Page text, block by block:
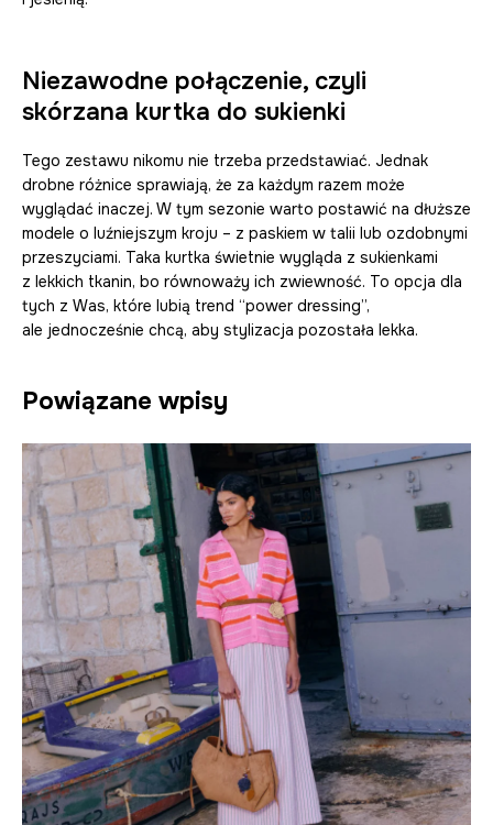
Niezawodne połączenie, czyli
skórzana kurtka do sukienki
Tego zestawu nikomu nie trzeba przedstawiać. Jednak
drobne różnice sprawiają, że za każdym razem może
wyglądać inaczej. W tym sezonie warto postawić na dłuższe
modele o luźniejszym kroju – z paskiem w talii lub ozdobnymi
przeszyciami. Taka kurtka świetnie wygląda z sukienkami
z lekkich tkanin, bo równoważy ich zwiewność. To opcja dla
tych z Was, które lubią trend “power dressing”,
ale jednocześnie chcą, aby stylizacja pozostała lekka.
Powiązane wpisy